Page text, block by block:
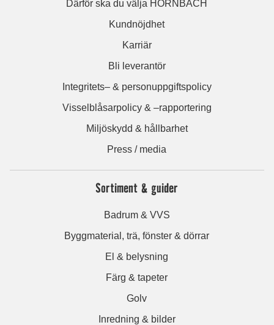
Därför ska du välja HORNBACH
Kundnöjdhet
Karriär
Bli leverantör
Integritets– & personuppgiftspolicy
Visselblåsarpolicy & –rapportering
Miljöskydd & hållbarhet
Press / media
Sortiment & guider
Badrum & VVS
Byggmaterial, trä, fönster & dörrar
El & belysning
Färg & tapeter
Golv
Inredning & bilder